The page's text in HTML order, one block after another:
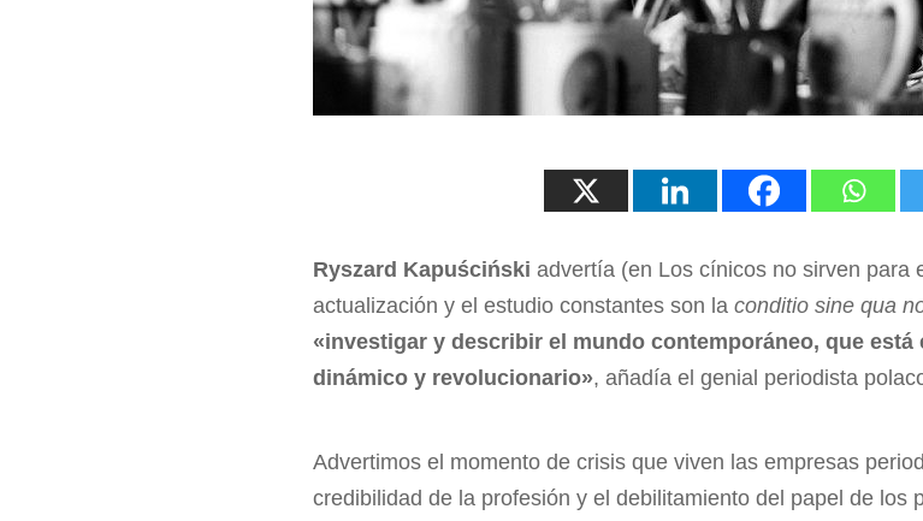
Ryszard Kapuściński advertía (en Los cínicos no sirven para
actualización y el estudio constantes son laconditio sine qua
«investigar y describir el mundo contemporáneo, que
dinámico y revolucionario», añadía el genial periodista
Advertimos el momento de crisis que viven las empresas
credibilidad de la profesión y el debilitamiento del papel de los